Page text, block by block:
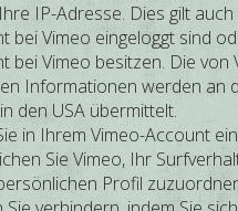
IP-Adresse. Dies gilt
bei Vimeo eingeloggt sind
bei Vimeo besitzen. Die von
Informationen werden an
den USA übermittelt.
in Ihrem Vimeo-Account
Sie Vimeo, Ihr
Profil